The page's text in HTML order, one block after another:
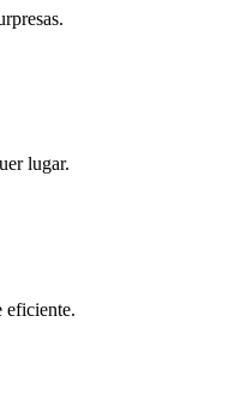
lugar.
eficiente.